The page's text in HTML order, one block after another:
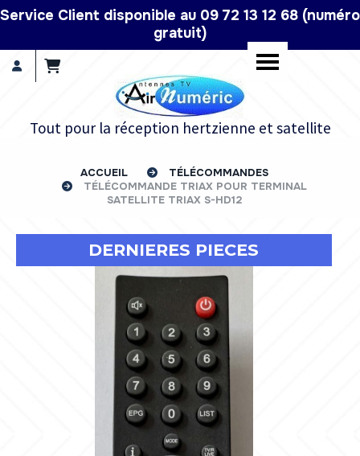
Service Client disponible au 09 72 13 12 68 (numéro
gratuit)
Tout pour la réception hertzienne et satellite
ACCUEIL
TÉLÉCOMMANDES
TÉLÉCOMMANDE TRIAX POUR TERMINAL
SATELLITE TRIAX S-HD12
DERNIERES PIECES